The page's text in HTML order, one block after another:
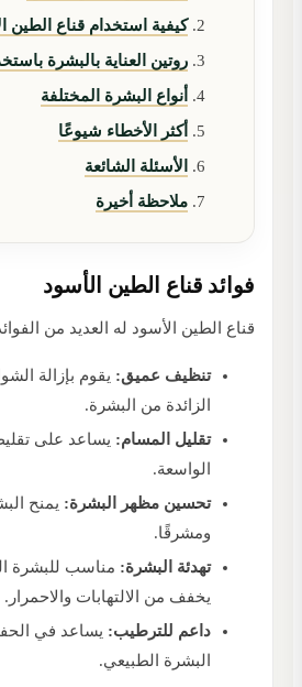
كيفية استخدام قناع الطين
روتين العناية بالبشرة
أنواع البشرة المختلفة
أكثر الأخطاء شيوعًا
الأسئلة الشائعة
ملاحظة أخيرة
فوائد قناع الطين الأسود
قناع الطين الأسود له العديد من
تنظيف عميق: يقوم بإزالة
الزائدة من البشرة.
تقليل المسام: يساعد على
الواسعة.
تحسين مظهر البشرة: يمنح
ومشرقًا.
تهدئة البشرة: مناسب للبشرة
يخفف من الالتهابات والاحمرار.
داعم للترطيب: يساعد في
البشرة الطبيعي.